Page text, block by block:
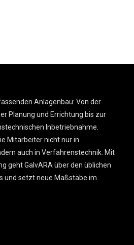
Anlagenbau: Von der
Planung und Errichtung bis zur
Inbetriebnahme.
Mitarbeiter nicht nur in
auch in Verfahrenstechnik. Mit
geht GalvARA über den üblichen
und setzt neue Maßstäbe im